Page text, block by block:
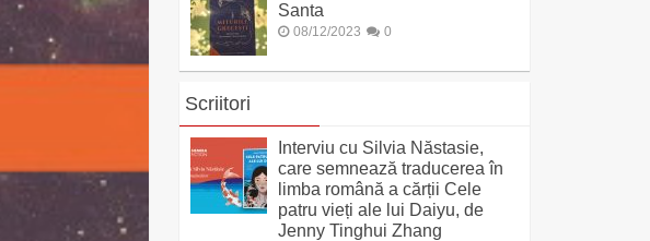
Santa
08/12/2023 0
Scriitori
Interviu cu Silvia Năstasie,
care semnează traducerea în
limba română a cărții Cele
patru vieți ale lui Daiyu, de
Jenny Tinghui Zhang